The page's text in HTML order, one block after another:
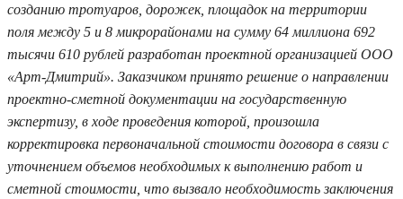
созданию тротуаров, дорожек, площадок на территории
поля между 5 и 8 микрорайонами на сумму 64 миллиона 692
тысячи 610 рублей разработан проектной организацией ООО
«Арт-Дмитрий». Заказчиком принято решение о направлении
проектно-сметной документации на государственную
экспертизу, в ходе проведения которой, произошла
корректировка первоначальной стоимости договора в связи с
уточнением объемов необходимых к выполнению работ и
сметной стоимости, что вызвало необходимость заключения